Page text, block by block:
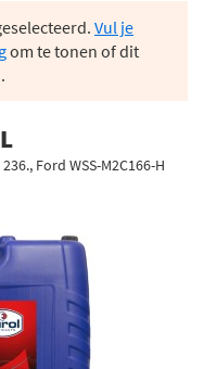
Vul je
om te tonen of dit
Ford WSS-M2C166-H